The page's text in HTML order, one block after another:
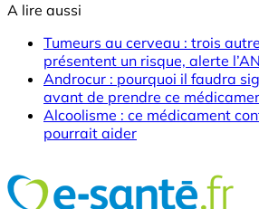
A lire aussi
Tumeurs au cerveau : trois
présentent un risque, alerte
Androcur : pourquoi il faudra
avant de prendre ce
Alcoolisme : ce médicament
pourrait aider